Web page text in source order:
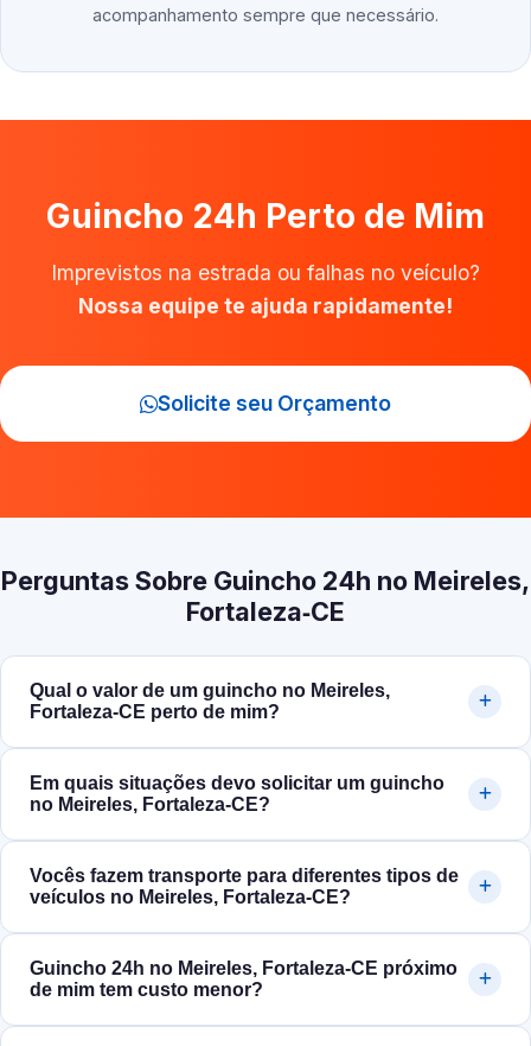
acompanhamento sempre que necessário.
Guincho 24h Perto de Mim
Imprevistos na estrada ou falhas no veículo?
Nossa equipe te ajuda rapidamente!
Solicite seu Orçamento
Perguntas Sobre Guincho 24h no Meireles,
Fortaleza‑CE
Qual o valor de um guincho no Meireles,
Fortaleza‑CE perto de mim?
Em quais situações devo solicitar um guincho
no Meireles, Fortaleza‑CE?
Vocês fazem transporte para diferentes tipos de
veículos no Meireles, Fortaleza‑CE?
Guincho 24h no Meireles, Fortaleza‑CE próximo
de mim tem custo menor?